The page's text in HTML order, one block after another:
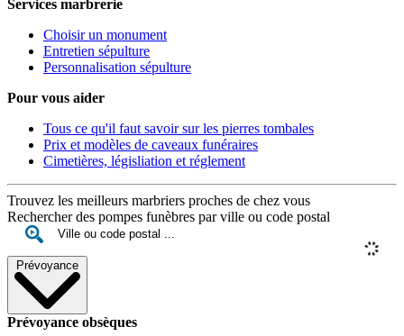
Services marbrerie
Choisir un monument
Entretien sépulture
Personnalisation sépulture
Pour vous aider
Tous ce qu'il faut savoir sur les pierres tombales
Prix et modèles de caveaux funéraires
Cimetières, législiation et réglement
Trouvez les meilleurs marbriers proches de chez vous
Rechercher des pompes funèbres par ville ou code postal
Prévoyance
Prévoyance obsèques